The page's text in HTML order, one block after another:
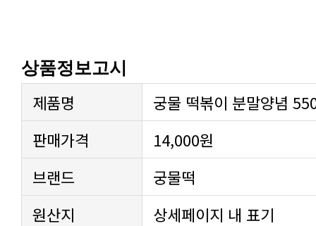
상품정보고시
제품명
궁물 떡볶이 분말양념
판매가격
14,000원
브랜드
궁물떡
원산지
상세페이지 내 표기